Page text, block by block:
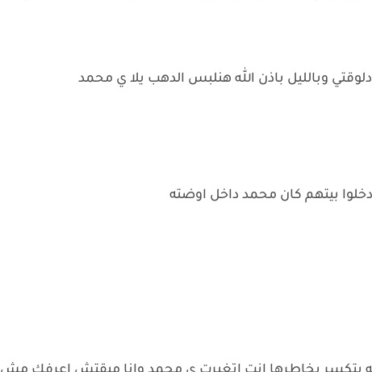
وبالليل باذن الله هنلبس الدهب يلا ي محمد
بيتهم كان محمد داخل اوضته